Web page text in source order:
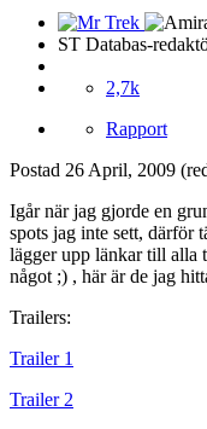
ST Databas-
2,7k
Rapport
Postad 26 April, 2009
Igår när jag gjorde en
spots jag inte sett, därför
lägger upp länkar till alla
något ;) , här är de jag
Trailers:
Trailer 1
Trailer 2